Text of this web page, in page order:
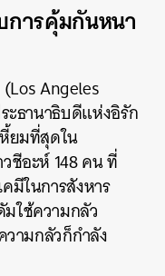
การคุ้มกันหนา
Angeles
ะธานาธิบดีแห่งอิรัก
หี้ยมที่สุดใน
ชีอะห์ 148 คน ที่
มีในการสังหาร
ใช้ความกลัว
วามกลัวก็กำลัง